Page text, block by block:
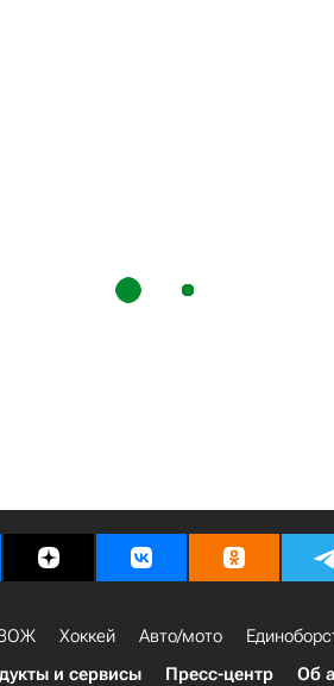
Хоккей Авто/мото
и сервисы Пресс-центр Об